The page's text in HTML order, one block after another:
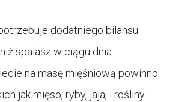
dodatniego bilansu
spalasz w ciągu dnia.
na masę mięśniową powinno
jak mięso, ryby, jaja, i rośliny